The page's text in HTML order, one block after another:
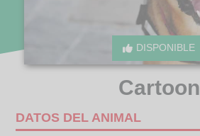
DISPONIBLE
Cartoon
DATOS DEL ANIMAL